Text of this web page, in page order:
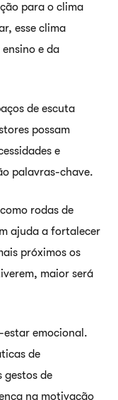
para o clima
esse clima
e da
de escuta
possam
e
palavras-chave.
rodas de
ajuda a fortalecer
próximos os
maior será
emocional.
de
gestos de
na motivação